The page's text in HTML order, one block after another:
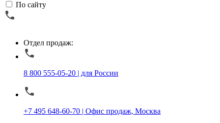
По сайту
Отдел продаж:
8 800 555-05-20 | для России
+7 495 648-60-70 | Офис продаж, Москва